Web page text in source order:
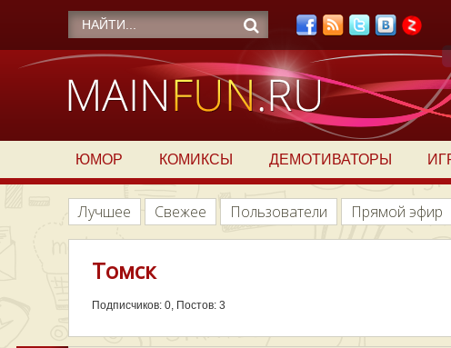
ЮМОР КОМИКСЫ ДЕМОТИВАТОРЫ
Лучшее Свежее Пользователи Прямой эфир
Томск
Подписчиков: 0, Постов: 3